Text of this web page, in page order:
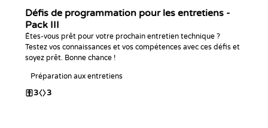
Défis de programmation pour les entretiens -
Pack III
Êtes-vous prêt pour votre prochain entretien technique ?
Testez vos connaissances et vos compétences avec ces défis et
soyez prêt. Bonne chance !
Préparation aux entretiens
3 3